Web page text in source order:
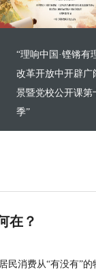
“理响中国·铿锵有
改革开放中开辟广
景暨党校公开课第
季”
在？
消费从“有没有”